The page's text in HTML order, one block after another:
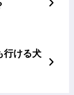
行ける犬